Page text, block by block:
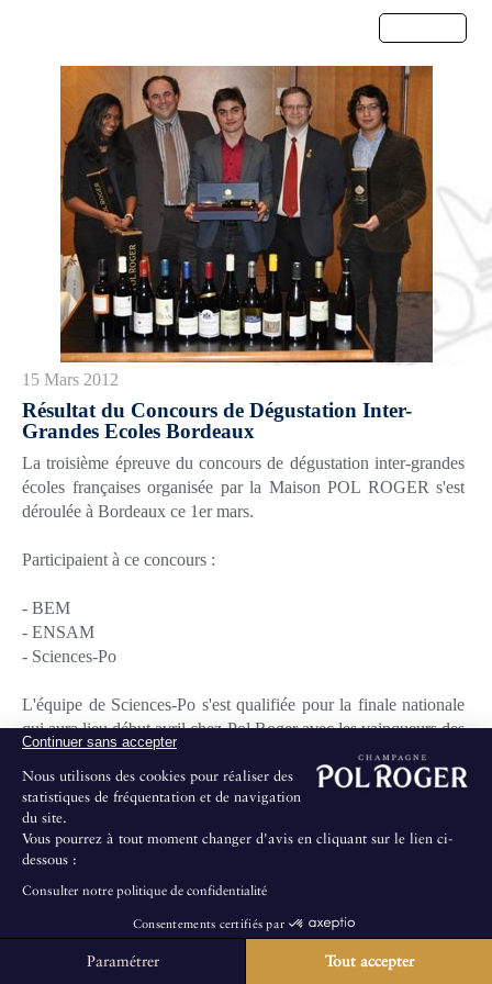
15 Mars 2012
Résultat du Concours de Dégustation Inter-
Grandes Ecoles Bordeaux
La troisième épreuve du concours de dégustation inter-grandes
écoles françaises organisée par la Maison POL ROGER s'est
déroulée à Bordeaux ce 1er mars.
Participaient à ce concours :
- BEM
- ENSAM
- Sciences-Po
L'équipe de Sciences-Po s'est qualifiée pour la finale nationale
qui aura lieu début avril chez Pol Roger avec les vainqueurs des
autres villes (Paris, Lille et Lyon)
L'équipe était composée de :
- Bernardo Diaz
- Venise Seychelles
La Maison ne propose pas de visites au public.
Continuer sans accepter
Nous utilisons des cookies pour réaliser des
statistiques de fréquentation et de navigation
du site.
Vous pourrez à tout moment changer d'avis en cliquant sur le lien ci-
dessous :
Consulter notre politique de confidentialité
Consentements certifiés par
Paramétrer Tout accepter